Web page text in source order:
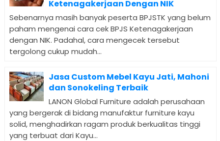
Ketenagakerjaan Dengan NIK
Sebenarnya masih banyak peserta BPJSTK yang belum
paham mengenai cara cek BPJS Ketenagakerjaan
dengan NIK. Padahal, cara mengecek tersebut
tergolong cukup mudah...
Jasa Custom Mebel Kayu Jati, Mahoni
dan Sonokeling Terbaik
LANON Global Furniture adalah perusahaan
yang bergerak di bidang manufaktur furniture kayu
solid, menghadirkan ragam produk berkualitas tinggi
yang terbuat dari Kayu...